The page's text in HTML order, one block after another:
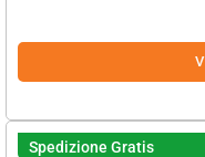
Spedizione Gratis